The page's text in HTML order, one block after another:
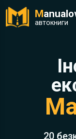
M
автокниги
20